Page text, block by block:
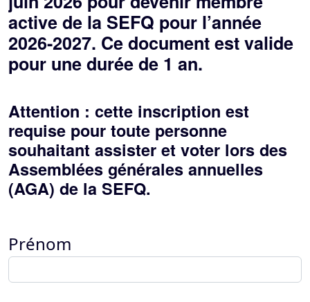
active de la SEFQ pour l’année
2026-2027. Ce document est valide
pour une durée de 1 an.
Attention : cette inscription est
requise pour toute personne
souhaitant assister et voter lors des
Assemblées générales annuelles
(AGA) de la SEFQ.
Prénom